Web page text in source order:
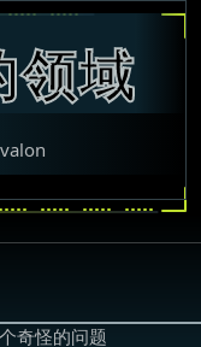
领域
奇怪的问题